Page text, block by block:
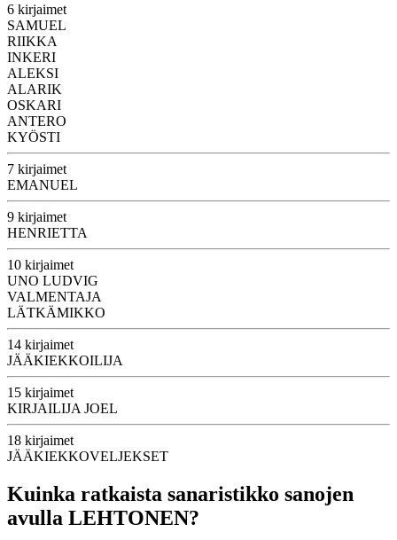
6 kirjaimet
SAMUEL
RIIKKA
INKERI
ALEKSI
ALARIK
OSKARI
ANTERO
KYÖSTI
7 kirjaimet
EMANUEL
9 kirjaimet
HENRIETTA
10 kirjaimet
UNO LUDVIG
VALMENTAJA
LÄTKÄMIKKO
14 kirjaimet
JÄÄKIEKKOILIJA
15 kirjaimet
KIRJAILIJA JOEL
18 kirjaimet
JÄÄKIEKKOVELJEKSET
Kuinka ratkaista sanaristikko sanojen
avulla LEHTONEN?